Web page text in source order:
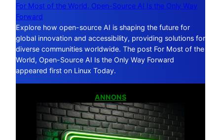
For Most of the World, Open-Source AI Is the Only Way
Forward
Explore how open-source AI is shaping the future for
global innovation and accessibility, providing solutions for
diverse communities worldwide. The post For Most of the
World, Open-Source AI Is the Only Way Forward
appeared first on Linux Today.
ANNONS